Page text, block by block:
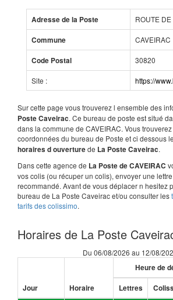
Adresse de la Poste ROUTE
Commune CAVEIRAC
Code Postal 30820
Site : https://
Sur cette page vous trouverez l ensemble des
Poste Caveirac. Ce bureau de poste est situé
dans la commune de CAVEIRAC. Vous
coordonnées du bureau de Poste et ci dessous
horaires d ouverturede La Poste Caveirac.
Dans cette agence de La Poste de CAVEIRAC
vos colis (ou récuper un colis), envoyer une
recommandé. Avant de vous déplacer n hesitez
bureau de La Poste Caveirac et/ou consulter les
tarifs des colissimo.
Horaires de La Poste
Du 06/08/2026 au 12/08/
Jour Horaire
Heure de
Lettres